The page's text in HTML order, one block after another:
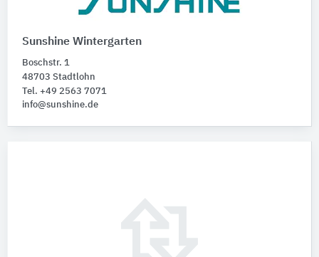
Sunshine Wintergarten
Boschstr. 1
48703 Stadtlohn
Tel. +49 2563 7071
info@sunshine.de